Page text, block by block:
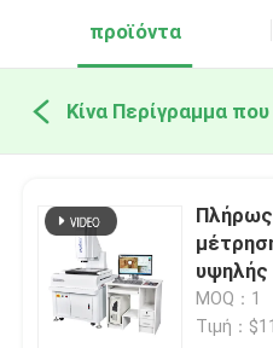
προϊόντα
Κίνα Περίγραμμα
Πλήρως
υψηλής
MOQ：1
Τιμή：